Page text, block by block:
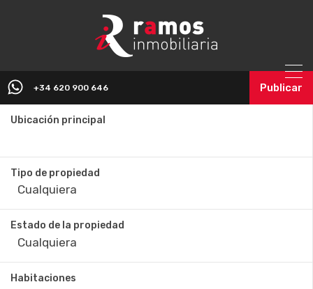
+34 620 900 646 Publicar
Ubicación principal
Tipo de propiedad
Estado de la propiedad
Habitaciones